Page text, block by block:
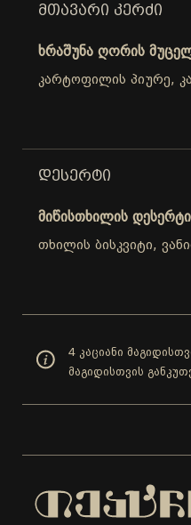
ᲛᲗᲐᲕᲐᲠᲘ ᲙᲔᲠᲫᲘ
ხრაშუნა ღორის
კარტოფილის პიურე,
ᲓᲔᲡᲔᲠᲢᲘ
მიწისთხილის დესერტი
თხილის ბისკვიტი,
4 კაციანი
მაგიდისთვის